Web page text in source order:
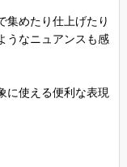
集めたり仕上げたり
うなニュアンスも感
に使える便利な表現